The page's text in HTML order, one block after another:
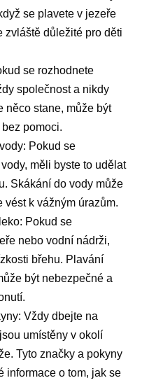
se plavete v jezeře
zvláště důležité pro děti
se rozhodnete
společnost a nikdy
něco stane, může být
pomoci.
Pokud se
měli byste to udělat
Skákání do vody může
vést k vážným úrazům.
Pokud se
nebo vodní nádrži,
břehu. Plavání
být nebezpečné a
Vždy dbejte na
umístěny v okolí
Tyto značky a pokyny
informace o tom, jak se